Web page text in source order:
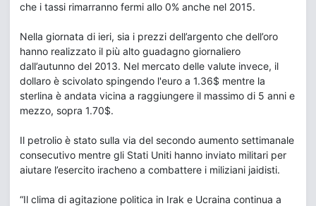
che i tassi rimarranno fermi allo 0% anche nel 2015.
Nella giornata di ieri, sia i prezzi dell’argento che dell’oro
hanno realizzato il più alto guadagno giornaliero
dall’autunno del 2013. Nel mercato delle valute invece, il
dollaro è scivolato spingendo l'euro a 1.36$ mentre la
sterlina è andata vicina a raggiungere il massimo di 5 anni e
mezzo, sopra 1.70$.
Il petrolio è stato sulla via del secondo aumento settimanale
consecutivo mentre gli Stati Uniti hanno inviato militari per
aiutare l’esercito iracheno a combattere i miliziani jaidisti.
“Il clima di agitazione politica in Irak e Ucraina continua a